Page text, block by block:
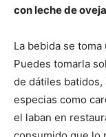
con leche de
La bebida se
Puedes tomarla
de dátiles batidos,
especias como
el laban en